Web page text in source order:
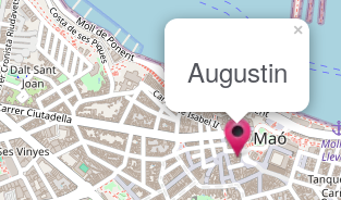
Augustin
×